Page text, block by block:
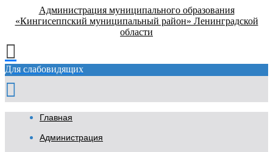
Администрация муниципального образования
«Кингисеппский муниципальный район» Ленинградской
области
Для слабовидящих
Главная
Администрация